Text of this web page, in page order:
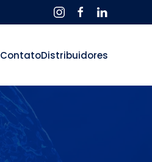
ContatoDistribuidores